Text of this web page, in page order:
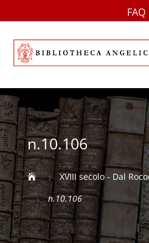
FAQ
n.10.106
 5 XVIII secolo - Dal
5 n.10.106